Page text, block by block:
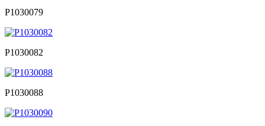
P1030079
P1030082
P1030088